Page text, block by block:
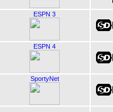
ESPN 3
ESPN 4
SportyNet